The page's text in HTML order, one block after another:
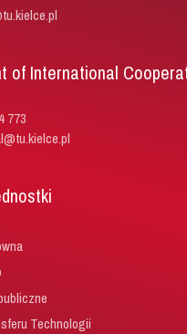
of International
773
Technologii